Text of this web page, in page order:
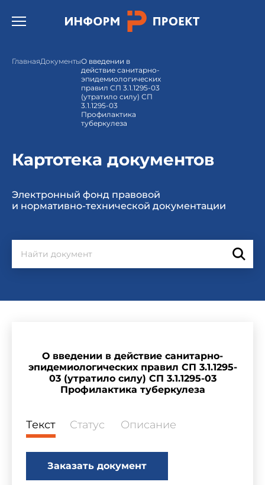
Открыть бургер меню.
ГлавнаяДокументыО введении в
действие санитарно-
эпидемиологических
правил СП 3.1.1295-03
(утратило силу) СП
3.1.1295-03
Профилактика
туберкулеза
Картотека документов
Электронный фонд правовой
и нормативно-технической документации
О введении в действие санитарно-
эпидемиологических правил СП 3.1.1295-
03 (утратило силу) СП 3.1.1295-03
Профилактика туберкулеза
Текст Статус Описание
Заказать документ